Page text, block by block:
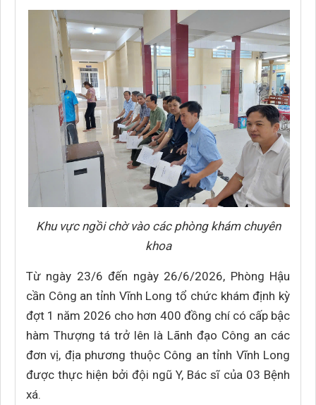
Khu vực ngồi chờ vào các phòng khám chuyên
khoa
Từ ngày 23/6 đến ngày 26/6/2026, Phòng Hậu
cần Công an tỉnh Vĩnh Long tổ chức khám định kỳ
đợt 1 năm 2026 cho hơn 400 đồng chí có cấp bậc
hàm Thượng tá trở lên là Lãnh đạo Công an các
đơn vị, địa phương thuộc Công an tỉnh Vĩnh Long
được thực hiện bởi đội ngũ Y, Bác sĩ của 03 Bệnh
xá.